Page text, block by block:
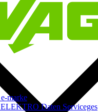
e-marke
ELEKTRO Daten Serviceges